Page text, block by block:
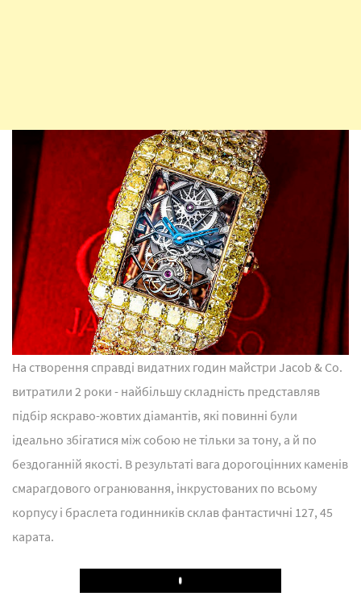
На створення справді видатних годин майстри Jacob & Co.
витратили 2 роки - найбільшу складність представляв
підбір яскраво-жовтих діамантів, які повинні були
ідеально збігатися між собою не тільки за тону, а й по
бездоганній якості. В результаті вага дорогоцінних каменів
смарагдового огранювання, інкрустованих по всьому
корпусу і браслета годинників склав фантастичні 127, 45
карата.
Play